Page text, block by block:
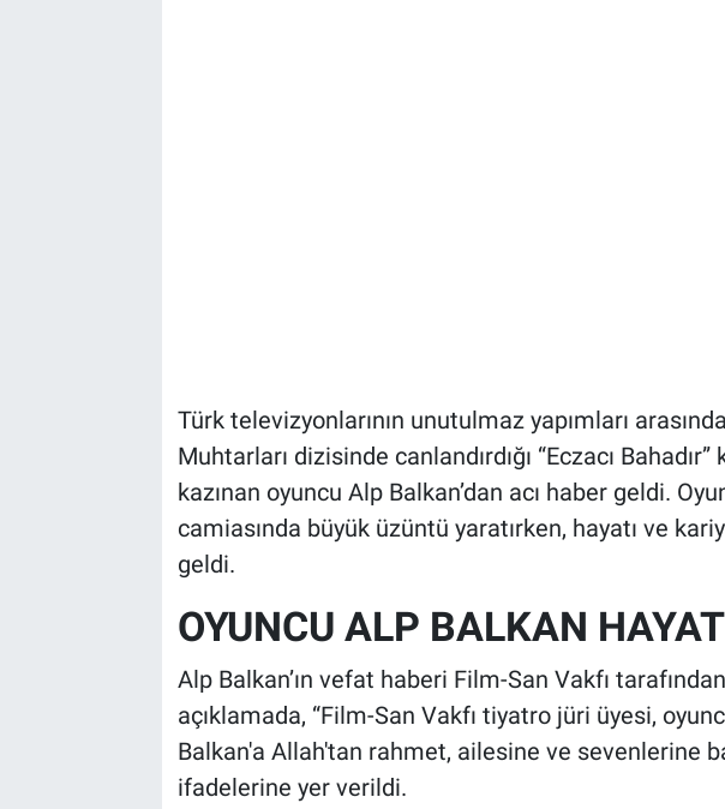
Türk televizyonlarının unutulmaz yapımları
Muhtarları dizisinde canlandırdığı “Eczacı
kazınan oyuncu Alp Balkan’dan acı haber geldi.
camiasında büyük üzüntü yaratırken, hayatı ve
geldi.
OYUNCU ALP BALKAN
Alp Balkan’ın vefat haberi Film-San Vakfı
açıklamada, “Film-San Vakfı tiyatro jüri üyesi,
Balkan'a Allah'tan rahmet, ailesine ve sevenlerine
ifadelerine yer verildi.